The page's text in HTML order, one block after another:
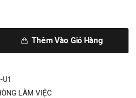
Thêm Vào Giỏ Hàng
LÀM VIỆC